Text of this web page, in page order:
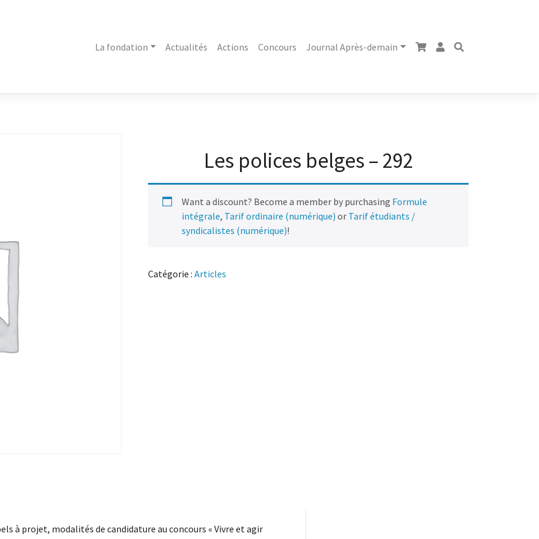
La fondation Actualités Actions Concours Journal Après-demain
Les polices belges – 292
Want a discount? Become a member by purchasing Formule
intégrale, Tarif ordinaire (numérique) or Tarif étudiants /
syndicalistes (numérique)!
Catégorie :Articles
à projet, modalités de candidature au concours « Vivre et agir